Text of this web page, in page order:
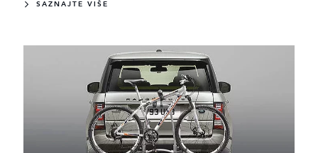
SAZNAJTE VIŠE